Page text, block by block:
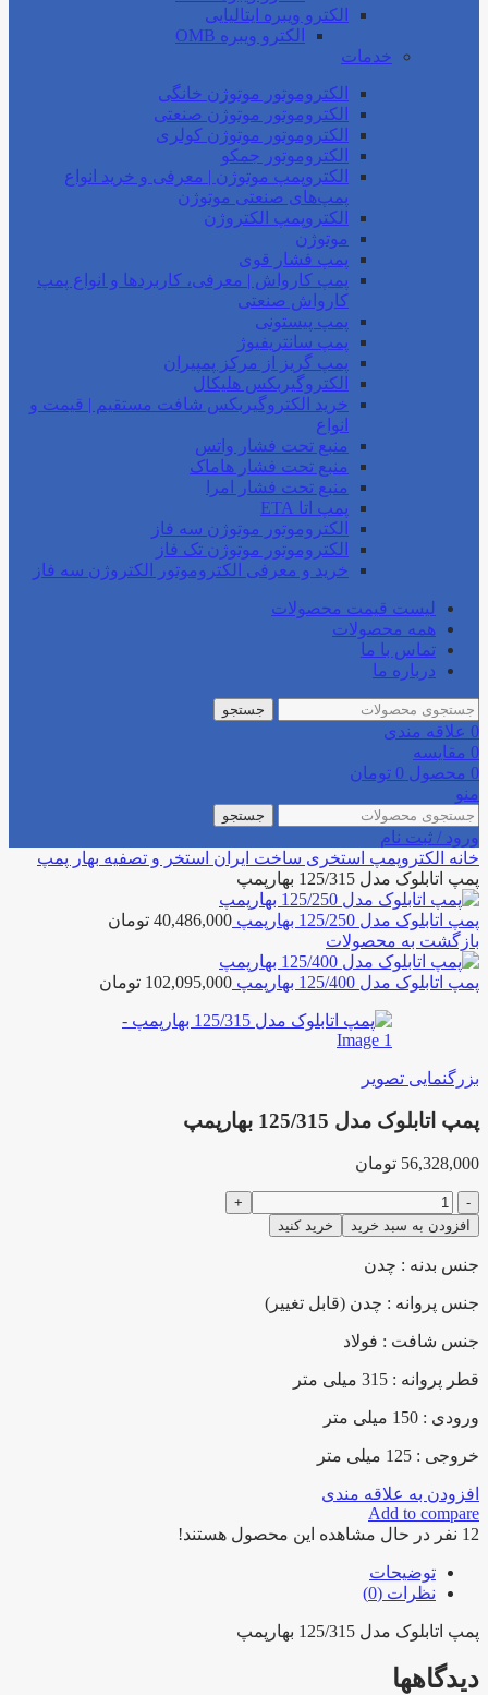
الکترو ویبره ایتالیایی
الکترو ویبره OMB
خدمات
الکتروموتور موتوژن خانگی
الکتروموتور موتوژن صنعتی
الکتروموتور موتوژن کولری
الکتروموتور جمکو
الکتروپمپ موتوژن | معرفی و خرید انواع
پمپ‌های صنعتی موتوژن
الکتروپمپ الکتروژن
موتوژن
پمپ فشار قوی
پمپ کارواش | معرفی، کاربردها و انواع پمپ
کارواش صنعتی
پمپ پیستونی
پمپ سانتریفیوژ
پمپ گریز از مرکز پمپیران
الکتروگیربکس هلیکال
خرید الکتروگیربکس شافت مستقیم | قیمت و
انواع
منبع تحت فشار واتس
منبع تحت فشار هاماک
منبع تحت فشار امرا
پمپ اتا ETA
الکتروموتور موتوژن سه فاز
الکتروموتور موتوژن تک فاز
خرید و معرفی الکتروموتور الکتروژن سه فاز
لیست قیمت محصولات
همه محصولات
تماس با ما
درباره ما
جستجو
0 علاقه مندی
0 مقایسه
0 محصول 0 تومان
منو
جستجو
ورود / ثبت نام
خانه الکتروپمپ استخری ساخت ایران استخر و تصفیه بهار پمپ
پمپ اتابلوک مدل 125/315 بهارپمپ
پمپ اتابلوک مدل 125/250 بهارپمپ 40,486,000 تومان
بازگشت به محصولات
پمپ اتابلوک مدل 125/400 بهارپمپ 102,095,000 تومان
بزرگنمایی تصویر
پمپ اتابلوک مدل 125/315 بهارپمپ
56,328,000 تومان
پمپ
اتابلوک
مدل
125/315
عدد
افزودن به سبد خرید خرید کنید
جنس بدنه : چدن
جنس پروانه : چدن (قابل تغییر)
جنس شافت : فولاد
قطر پروانه : 315 میلی متر
ورودی : 150 میلی متر
خروجی : 125 میلی متر
افزودن به علاقه مندی
Add to compare
12 نفر در حال مشاهده این محصول هستند!
توضیحات
نظرات (0)
پمپ اتابلوک مدل 125/315 بهارپمپ
دیدگاهها